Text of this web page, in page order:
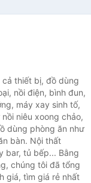
thiết bị, đồ dùng
nồi điện, bình đun,
máy xay sinh tố,
niêu xoong chảo,
dùng phòng ăn như
bàn. Nội thất
bar, tủ bếp... Bằng
chúng tôi đã tổng
giá, tìm giá rẻ nhất